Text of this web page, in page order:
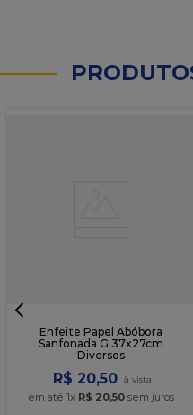
Enfeite Papel Abóbora
Sanfonada G 37x27cm
Diversos
R$ 20,50
em até 1x R$ 20,50sem juros